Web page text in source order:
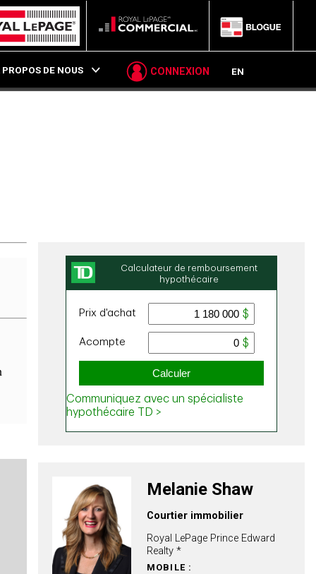
PROPOS DE NOUS CONNEXION EN
Melanie Shaw
Courtier immobilier
Royal LePage Prince Edward
Realty *
MOBILE :